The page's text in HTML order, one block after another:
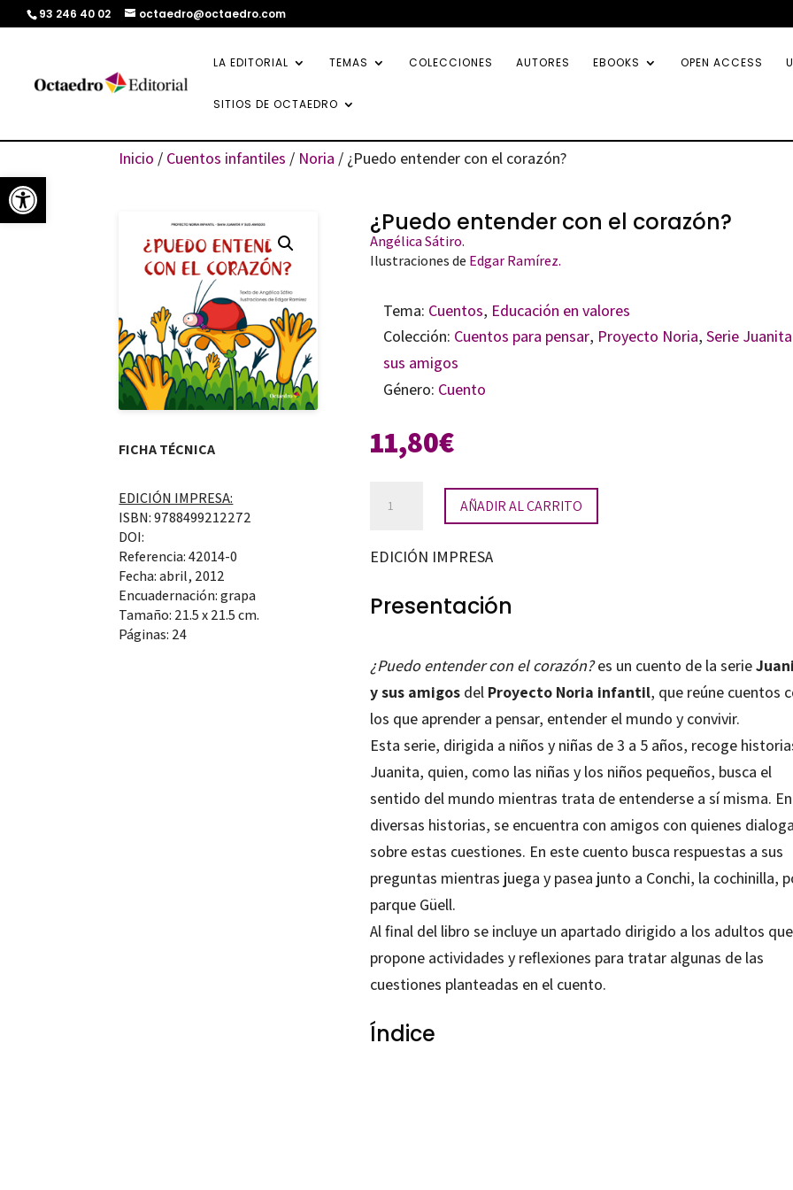
Abrir barra de herramientas
93 246 40 02 octaedro@octaedro.com
LA EDITORIAL TEMAS COLECCIONES AUTORES EBOOKS OPEN ACCESS
SITIOS DE OCTAEDRO
Inicio / Cuentos infantiles / Noria / ¿Puedo entender con el corazón?
FICHA TÉCNICA
EDICIÓN IMPRESA:
ISBN: 9788499212272
DOI:
Referencia: 42014-0
Fecha: abril, 2012
Encuadernación: grapa
Tamaño: 21.5 x 21.5 cm.
Páginas: 24
¿Puedo entender con el corazón?
Angélica Sátiro.
Ilustraciones de Edgar Ramírez.
Tema: Cuentos, Educación en valores
Colección: Cuentos para pensar, Proyecto Noria, Serie
sus amigos
Género: Cuento
11,80€
con
corazón?
AÑADIR AL CARRITO
EDICIÓN IMPRESA
Presentación
¿Puedo entender con el corazón?es un cuento de la serie
y sus amigosdel Proyecto Noria infantil, que reúne cuentos
los que aprender a pensar, entender el mundo y convivir.
Esta serie, dirigida a niños y niñas de 3 a 5 años, recoge
Juanita, quien, como las niñas y los niños pequeños, busca el
sentido del mundo mientras trata de entenderse a sí misma.
diversas historias, se encuentra con amigos con quienes dialoga
sobre estas cuestiones. En este cuento busca respuestas a sus
preguntas mientras juega y pasea junto a Conchi, la cochinilla,
parque Güell.
Al final del libro se incluye un apartado dirigido a los adultos que
propone actividades y reflexiones para tratar algunas de las
cuestiones planteadas en el cuento.
Índice